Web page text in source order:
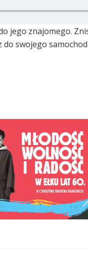
jego znajomego.
swojego